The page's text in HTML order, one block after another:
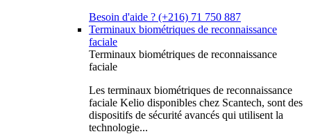
Besoin d'aide ? (+216) 71 750 887
Terminaux biométriques de reconnaissance
faciale
Terminaux biométriques de reconnaissance
faciale
Les terminaux biométriques de reconnaissance
faciale Kelio disponibles chez Scantech, sont des
dispositifs de sécurité avancés qui utilisent la
technologie...